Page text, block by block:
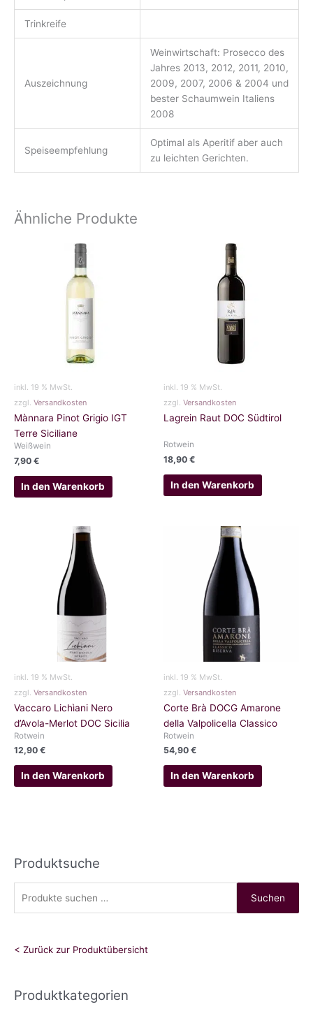
Trinkreife
Auszeichnung
Weinwirtschaft: Prosecco des
Jahres 2013, 2012, 2011, 2010,
2009, 2007, 2006 & 2004 und
bester Schaumwein Italiens
2008
Speiseempfehlung
Optimal als Aperitif aber auch
zu leichten Gerichten.
Ähnliche Produkte
inkl. 19 % MwSt.
zzgl. Versandkosten
Mànnara Pinot Grigio IGT
Terre Siciliane
Weißwein
7,90 €
In den Warenkorb
inkl. 19 % MwSt.
zzgl. Versandkosten
Lagrein Raut DOC Südtirol
Rotwein
18,90 €
In den Warenkorb
inkl. 19 % MwSt.
zzgl. Versandkosten
Vaccaro Lichìani Nero
d’Avola-Merlot DOC Sicilia
Rotwein
12,90 €
In den Warenkorb
inkl. 19 % MwSt.
zzgl. Versandkosten
Corte Brà DOCG Amarone
della Valpolicella Classico
Rotwein
54,90 €
In den Warenkorb
Produktsuche
h
Suchen
< Zurück zur Produktübersicht
Produktkategorien